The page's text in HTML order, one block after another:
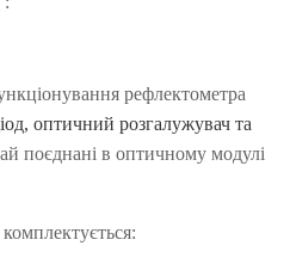
рефлектометра
оптичний розгалужувач та
поєднані в оптичному модулі